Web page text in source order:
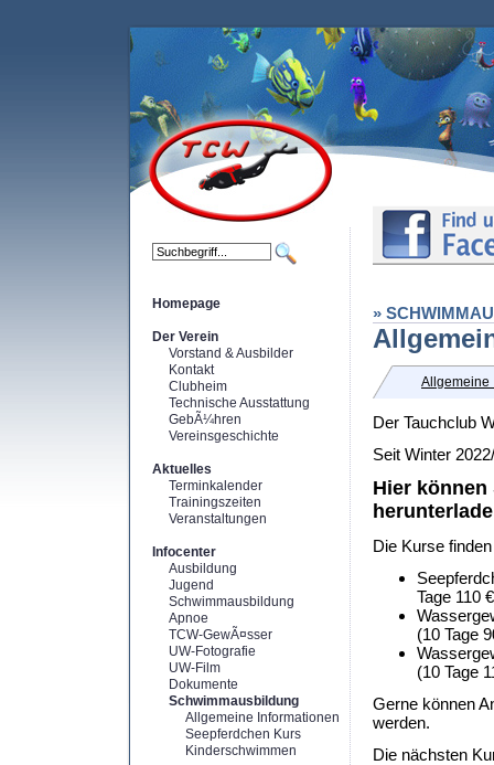
Homepage
Der Verein
Vorstand & Ausbilder
Kontakt
Clubheim
Technische Ausstattung
GebÃ¼hren
Vereinsgeschichte
Aktuelles
Terminkalender
Trainingszeiten
Veranstaltungen
Infocenter
Ausbildung
Jugend
Schwimmausbildung
Apnoe
TCW-GewÃ¤sser
UW-Fotografie
UW-Film
Dokumente
Schwimmausbildung
Allgemeine Informationen
Seepferdchen Kurs
Kinderschwimmen
»
Allgemeine
Der Tauchclub
Seit Winter
Hier
Die Kurse
Tage 110
(10 Tage
(10 Tage
Gerne können
werden.
Die nächsten